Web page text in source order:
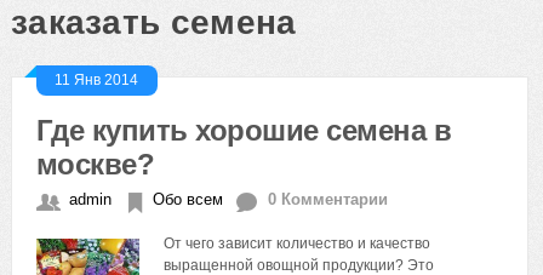
заказать семена
11 Янв 2014
Где купить хорошие семена в
москве?
admin Обо всем 0 Комментарии
От чего зависит количество и качество
выращенной овощной продукции? Это